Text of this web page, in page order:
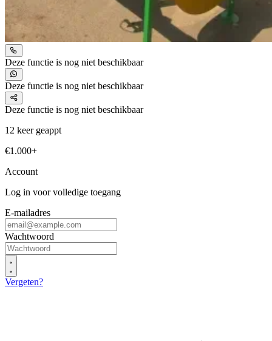
Deze functie is nog niet beschikbaar
Deze functie is nog niet beschikbaar
Deze functie is nog niet beschikbaar
12 keer geappt
€1.000+
Account
Log in voor volledige toegang
E-mailadres
Wachtwoord
Vergeten?